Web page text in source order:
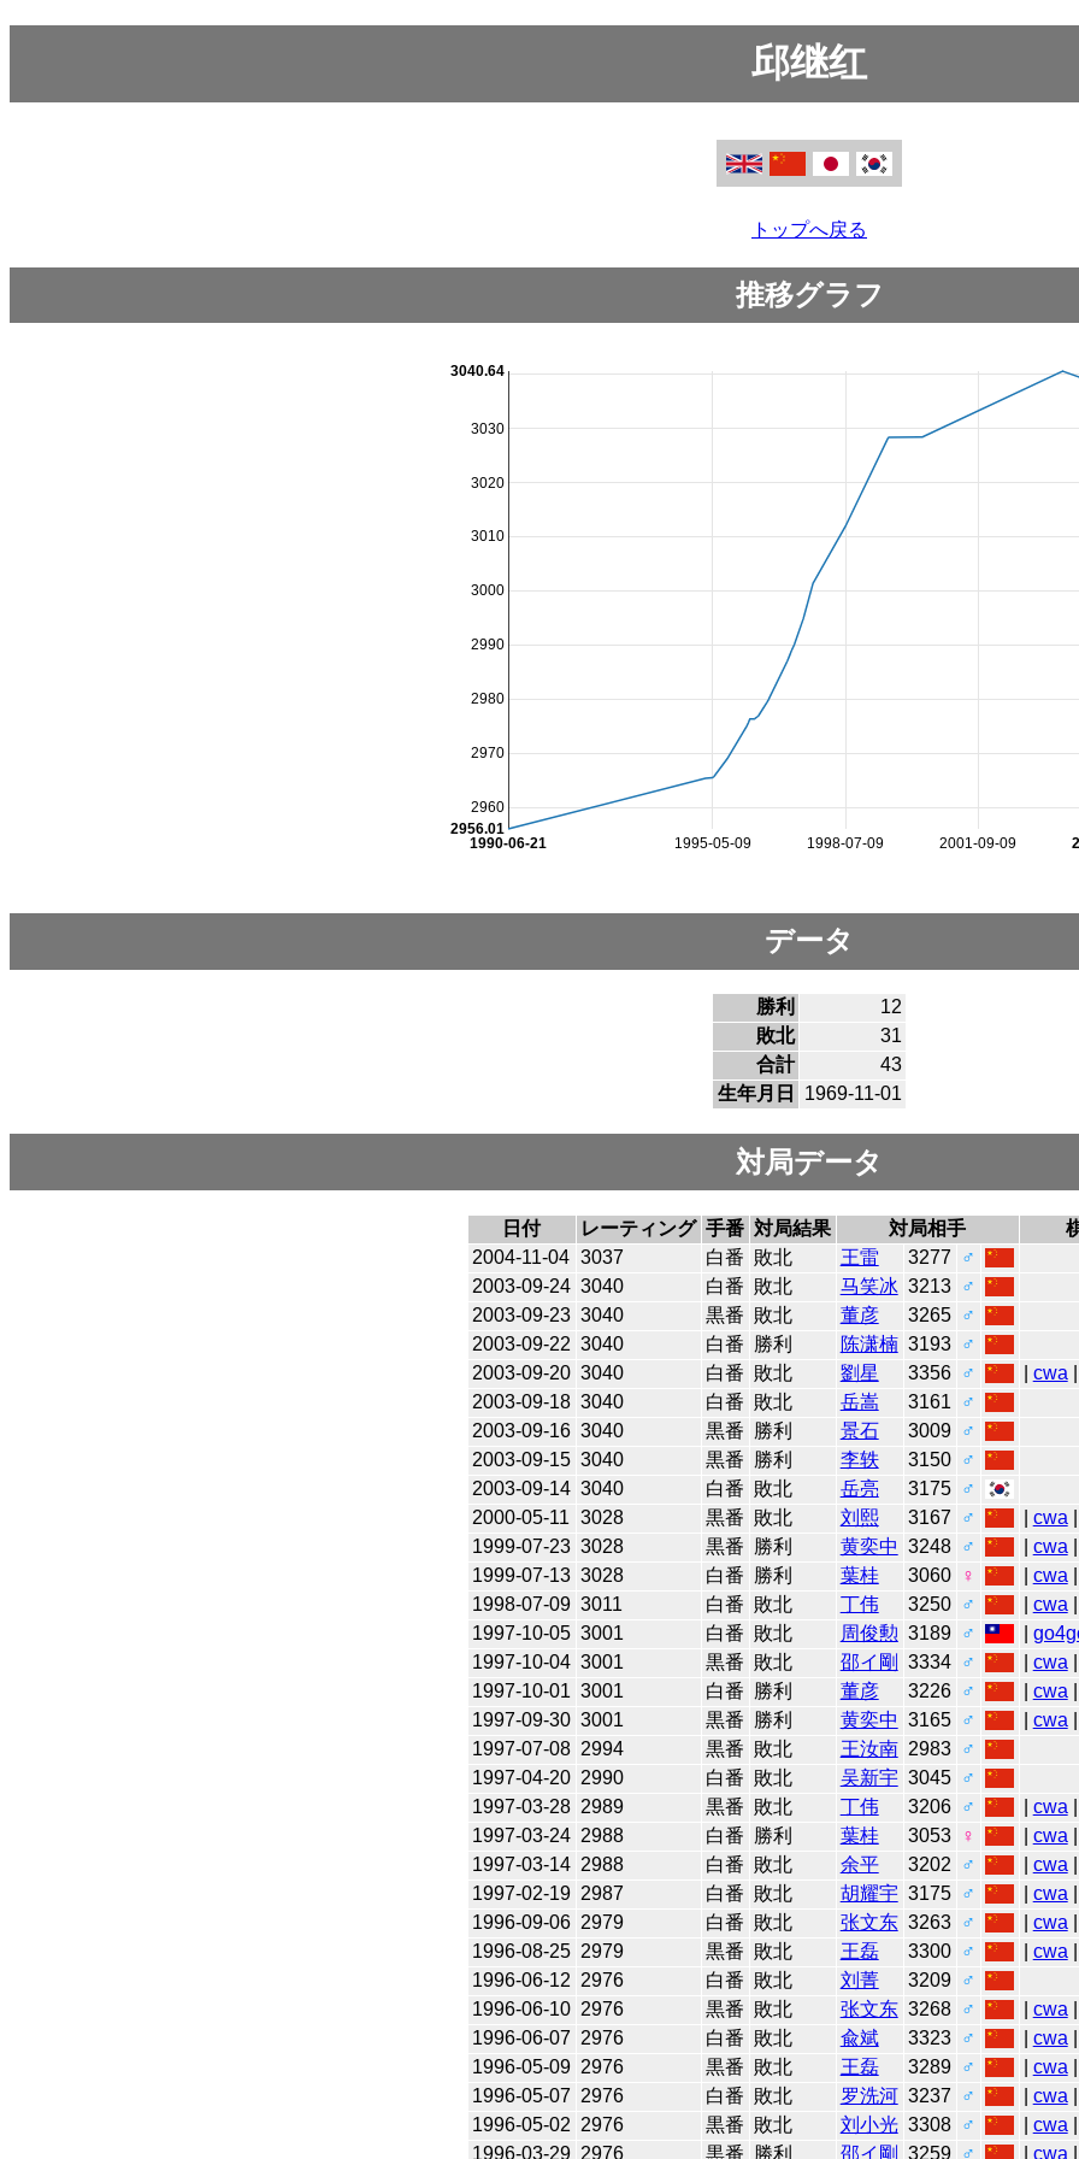
邱继红
トップへ戻る
推移グラフ
1995-05-09 1998-07-09 2001-09-09
1990-06-21
2960
2970
2980
2990
3000
3010
3020
3030
2956.01
3040.64
データ
勝利
12
敗北
31
合計
43
生年月日
1969-11-01
対局データ
日付 レーティング 手番 対局結果 対局相手
2004-11-04 3037 白番 敗北 王雷 3277
♂
2003-09-24 3040 白番 敗北 马笑冰 3213
♂
2003-09-23 3040 黒番 敗北 董彦 3265
♂
2003-09-22 3040 白番 勝利 陈潇楠 3193
♂
2003-09-20 3040 白番 敗北 劉星 3356 ♂ cwa
2003-09-18 3040 白番 敗北 岳嵩 3161
♂
2003-09-16 3040 黒番 勝利 景石 3009
♂
2003-09-15 3040 黒番 勝利 李轶 3150
♂
2003-09-14 3040 白番 敗北 岳亮 3175
♂
2000-05-11 3028 黒番 敗北 刘熙 3167 ♂ cwa
1999-07-23 3028 黒番 勝利 黄奕中 3248 ♂ cwa
1999-07-13 3028 白番 勝利 葉桂 3060 ♀ cwa
1998-07-09 3011 白番 敗北 丁伟 3250 ♂ cwa
1997-10-05 3001 白番 敗北 周俊勲 3189 ♂
1997-10-04 3001 黒番 敗北 邵イ剛 3334 ♂ cwa
1997-10-01 3001 白番 勝利 董彦 3226 ♂ cwa
1997-09-30 3001 黒番 勝利 黄奕中 3165 ♂ cwa
1997-07-08 2994 黒番 敗北 王汝南 2983
♂
1997-04-20 2990 白番 敗北 吴新宇 3045
♂
1997-03-28 2989 黒番 敗北 丁伟 3206 ♂ cwa
1997-03-24 2988 白番 勝利 葉桂 3053 ♀ cwa
1997-03-14 2988 白番 敗北 余平 3202 ♂ cwa
1997-02-19 2987 白番 敗北 胡耀宇 3175 ♂ cwa
1996-09-06 2979 白番 敗北 张文东 3263 ♂ cwa
1996-08-25 2979 黒番 敗北 王磊 3300 ♂ cwa
1996-06-12 2976 白番 敗北 刘菁 3209
♂
1996-06-10 2976 黒番 敗北 张文东 3268 ♂ cwa
1996-06-07 2976 白番 敗北 兪斌 3323 ♂ cwa
1996-05-09 2976 黒番 敗北 王磊 3289 ♂ cwa
1996-05-07 2976 白番 敗北 罗洗河 3237 ♂ cwa
1996-05-02 2976 黒番 敗北 刘小光 3308 ♂ cwa
1996-03-29 2976 黒番 勝利 邵イ剛 3259 ♂ cwa